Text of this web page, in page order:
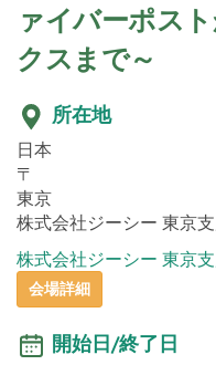
ァイバーポス
クスまで～
所在地
日本
〒
東京
株式会社ジーシー 東京
株式会社ジーシー 東京
会場詳細
開始日/終了日